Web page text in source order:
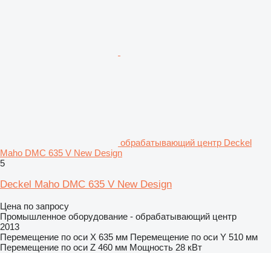
обрабатывающий центр Deckel
Maho DMC 635 V New Design
5
Deckel Maho DMC 635 V New Design
Цена по запросу
Промышленное оборудование - обрабатывающий центр
2013
Перемещение по оси X 635 мм Перемещение по оси Y 510 мм
Перемещение по оси Z 460 мм Мощность 28 кВт